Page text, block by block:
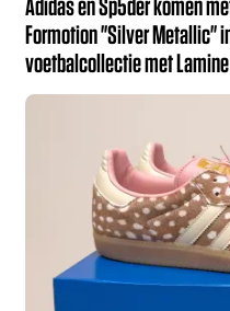
Formotion "Silver Metallic"
voetbalcollectie met